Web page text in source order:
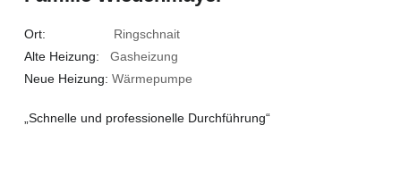
Ort: Ringschnait
Alte Heizung: Gasheizung
Neue Heizung: Wärmepumpe
„Schnelle und professionelle Durchführung“